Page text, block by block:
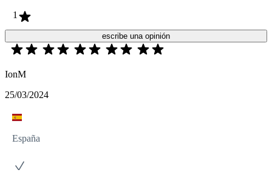
1
escribe una opinión
IonM
25/03/2024
España